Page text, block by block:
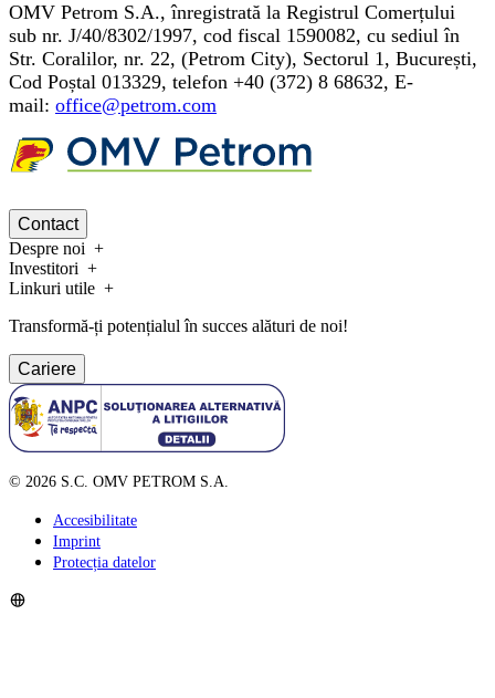
OMV Petrom S.A., înregistrată la Registrul Comerțului
sub nr. J/40/8302/1997, cod fiscal 1590082, cu sediul în
Str. Coralilor, nr. 22, (Petrom City), Sectorul 1, București,
Cod Poștal 013329, telefon +40 (372) 8 68632, E-
mail: office@petrom.com
Contact
Despre noi
Investitori
Linkuri utile
Transformă-ți potențialul în succes alături de noi!
Cariere
© 2026 S.C. OMV PETROM S.A.
Accesibilitate
Imprint
Protecția datelor